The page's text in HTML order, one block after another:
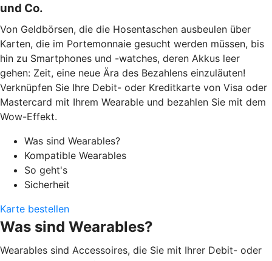
und Co.
Von Geldbörsen, die die Hosentaschen ausbeulen über
Karten, die im Portemonnaie gesucht werden müssen, bis
hin zu Smartphones und -watches, deren Akkus leer
gehen: Zeit, eine neue Ära des Bezahlens einzuläuten!
Verknüpfen Sie Ihre Debit- oder Kreditkarte von Visa oder
Mastercard mit Ihrem Wearable und bezahlen Sie mit dem
Wow-Effekt.
Was sind Wearables?
Kompatible Wearables
So geht's
Sicherheit
Karte bestellen
Was sind Wearables?
Wearables sind Accessoires, die Sie mit Ihrer Debit- oder